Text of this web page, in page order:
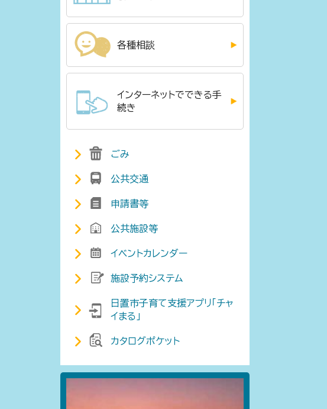
各種相談
インターネットでできる手
続き
ごみ
公共交通
申請書等
公共施設等
イベントカレンダー
施設予約システム
日置市子育て支援アプリ「チャ
イまる」
カタログポケット